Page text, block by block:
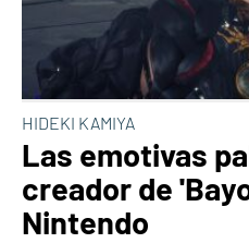
HIDEKI KAMIYA
Las emotivas
creador de
Nintendo